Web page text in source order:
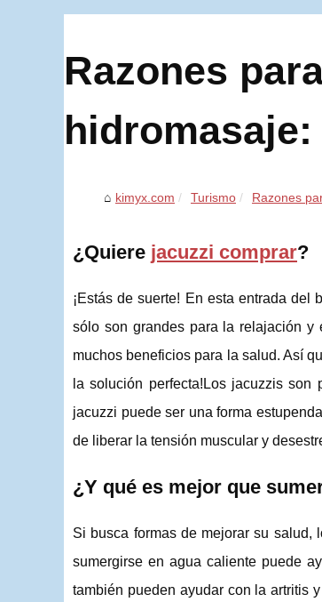
Razones
kimyx.com Turismo Razones
¿Quiere jacuzzi comprar?
¡Estás de suerte! En esta entrada
sólo son grandes para la relajación y
muchos beneficios para la salud. Así
la solución perfecta!Los jacuzzis
jacuzzi puede ser una forma
de liberar la tensión muscular y
¿Y qué es mejor que
Si busca formas de mejorar su salud,
sumergirse en agua caliente puede
también pueden ayudar con la artritis